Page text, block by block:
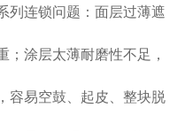
列连锁问题：面层过薄遮
；涂层太薄耐磨性不足，
容易空鼓、起皮、整块脱